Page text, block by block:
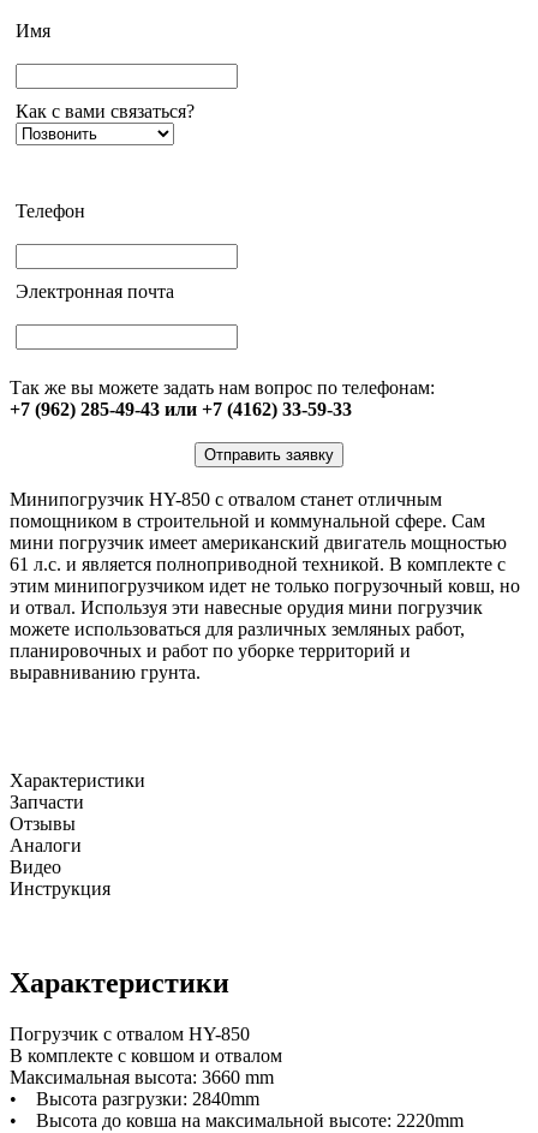
Имя
Как с вами связаться?
Телефон
Электронная почта
Так же вы можете задать нам вопрос по телефонам:
+7 (962) 285-49-43 или +7 (4162) 33-59-33
Отправить заявку
Минипогрузчик HY-850 с отвалом станет отличным
помощником в строительной и коммунальной сфере. Сам
мини погрузчик имеет американский двигатель мощностью
61 л.с. и является полноприводной техникой. В комплекте с
этим минипогрузчиком идет не только погрузочный ковш, но
и отвал. Используя эти навесные орудия мини погрузчик
можете использоваться для различных земляных работ,
планировочных и работ по уборке территорий и
выравниванию грунта.
Характеристики
Запчасти
Отзывы
Аналоги
Видео
Инструкция
Характеристики
Погрузчик с отвалом HY-850
В комплекте с ковшом и отвалом
Максимальная высота: 3660 mm
• Высота разгрузки: 2840mm
• Высота до ковша на максимальной высоте: 2220mm